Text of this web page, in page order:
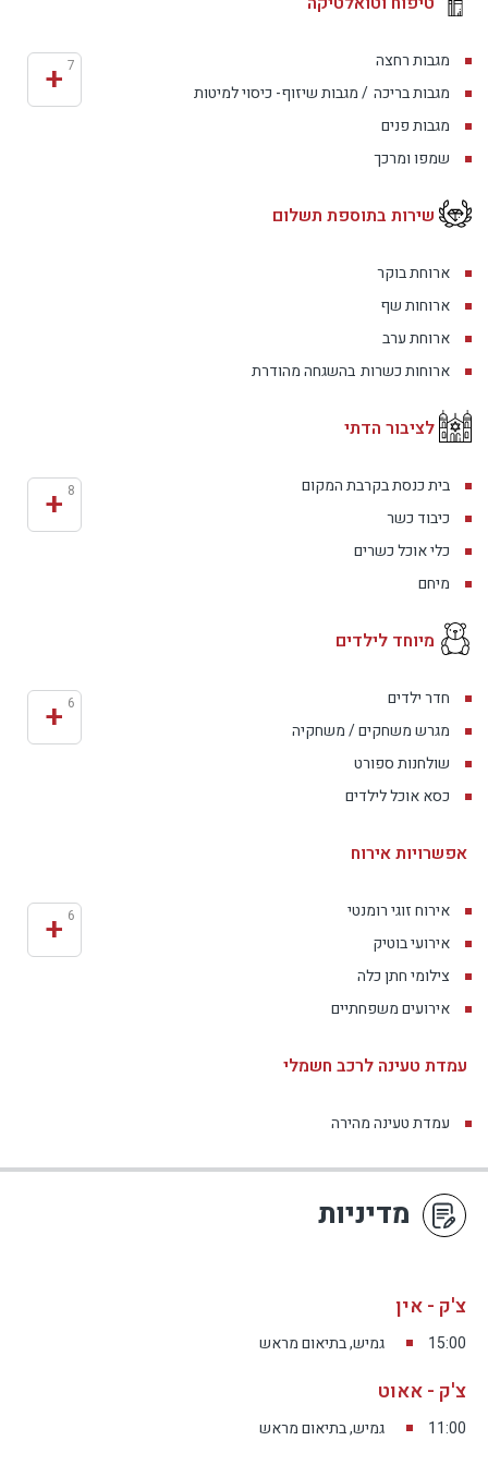
מגבות רחצה
מגבות בריכה / מגבות שיזוף- כיסוי למיטות
מגבות פנים
שמפו ומרכך
+ 7
שירות בתוספת תשלום
ארוחת בוקר
ארוחות שף
ארוחת ערב
ארוחות כשרות בהשגחה מהודרת
לציבור הדתי
בית כנסת בקרבת המקום
כיבוד כשר
כלי אוכל כשרים
מיחם
+ 8
מיוחד לילדים
חדר ילדים
מגרש משחקים / משחקיה
שולחנות ספורט
כסא אוכל לילדים
+ 6
אפשרויות אירוח
אירוח זוגי רומנטי
אירועי בוטיק
צילומי חתן כלה
אירועים משפחתיים
+ 6
עמדת טעינה לרכב חשמלי
עמדת טעינה מהירה
מדיניות
צ'ק - אין
15:00 גמיש, בתיאום מראש
צ'ק - אאוט
11:00 גמיש, בתיאום מראש